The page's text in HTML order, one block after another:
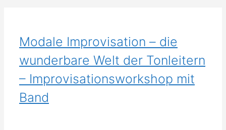
Modale Improvisation – die
wunderbare Welt der Tonleitern
– Improvisationsworkshop mit
Band